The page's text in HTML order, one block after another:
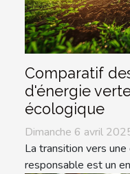
Comparatif
d'énergie
écologique
Dimanche 6 avril
La transition vers
responsable est un